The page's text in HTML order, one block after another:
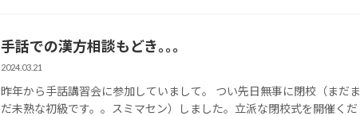
手話での漢方相談もどき｡｡｡
2024.03.21
昨年から手話講習会に参加していまして。 つい先日無事に閉校（まだま
だ未熟な初級です。。スミマセン）しました。立派な閉校式を開催くだ